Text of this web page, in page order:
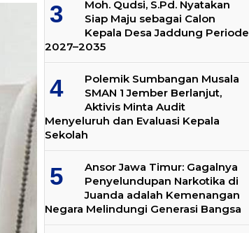
Moh. Qudsi, S.Pd. Nyatakan
Siap Maju sebagai Calon
Kepala Desa Jaddung Periode
2027–2035
Polemik Sumbangan Musala
SMAN 1 Jember Berlanjut,
Aktivis Minta Audit
Menyeluruh dan Evaluasi Kepala
Sekolah
Ansor Jawa Timur: Gagalnya
Penyelundupan Narkotika di
Juanda adalah Kemenangan
Negara Melindungi Generasi Bangsa